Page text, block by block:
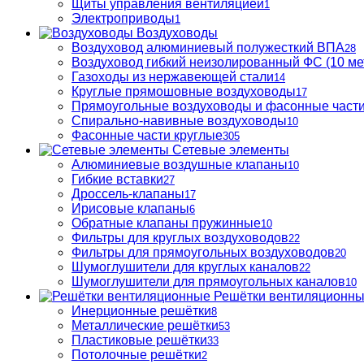
Щиты управления вентиляцией1
Электроприводы1
Воздуховоды
Воздуховод алюминиевый полужесткий ВПА28
Воздуховод гибкий неизолированный ФС (10
Газоходы из нержавеющей стали14
Круглые прямошовные воздуховоды17
Прямоугольные воздуховоды и фасонные части
Спирально-навивные воздуховоды10
Фасонные части круглые305
Сетевые элементы
Алюминиевые воздушные клапаны10
Гибкие вставки27
Дроссель-клапаны17
Ирисовые клапаны6
Обратные клапаны пружинные10
Фильтры для круглых воздуховодов22
Фильтры для прямоугольных воздуховодов20
Шумоглушители для круглых каналов22
Шумоглушители для прямоугольных каналов10
Решётки
Инерционные решётки8
Металлические решётки53
Пластиковые решётки33
Потолочные решётки2